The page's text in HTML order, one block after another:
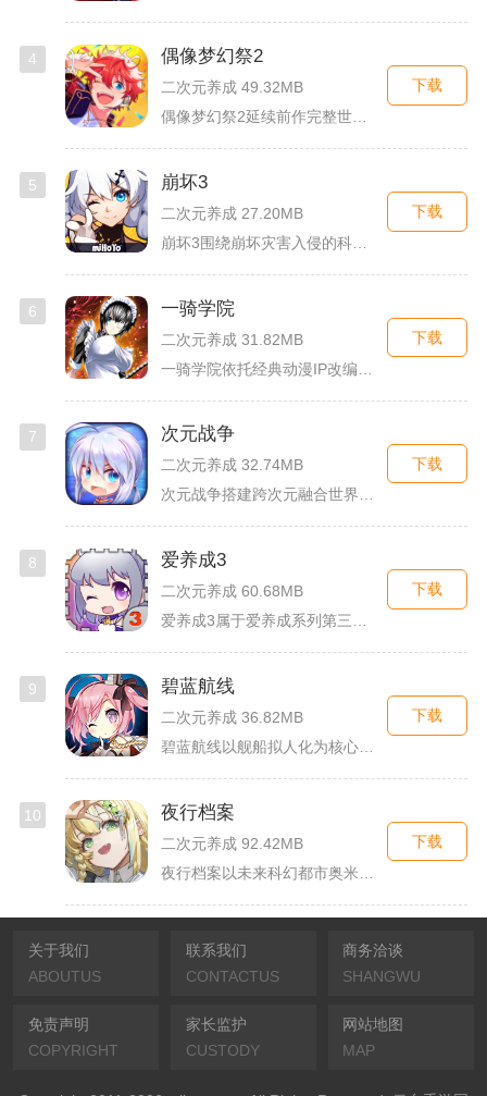
4 偶像梦幻祭2
二次元养成 49.32MB
下载
5 崩坏3
二次元养成 27.20MB
下载
6 一骑学院
二次元养成 31.82MB
下载
7 次元战争
二次元养成 32.74MB
次元战争搭建跨次元融合世界观，玩家作为次元调停者穿梭破碎平行...
下载
8 爱养成3
二次元养成 60.68MB
下载
9 碧蓝航线
二次元养成 36.82MB
下载
10 夜行档案
二次元养成 92.42MB
下载
关于我们
ABOUTUS
联系我们
CONTACTUS
商务洽谈
SHANGWU
免责声明
COPYRIGHT
家长监护
CUSTODY
网站地图
MAP